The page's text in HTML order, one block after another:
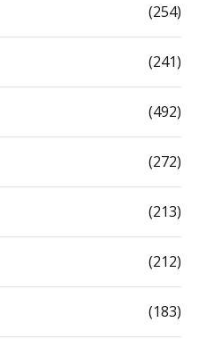
(254)
(241)
(492)
(272)
(213)
(212)
(183)